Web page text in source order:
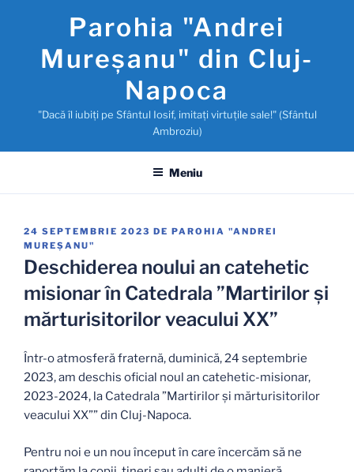
conținut
Parohia "Andrei
Mureşanu" din Cluj-
Napoca
"Dacă îl iubiţi pe Sfântul Iosif, imitaţi virtuţile sale!" (Sfântul
Ambroziu)
Meniu
PUBLICAT
PE
24 SEPTEMBRIE 2023 DE PAROHIA "ANDREI
MUREŞANU"
Deschiderea noului an catehetic
misionar în Catedrala ”Martirilor și
mărturisitorilor veacului XX”
Într-o atmosferă fraternă, duminică, 24 septembrie
2023, am deschis oficial noul an catehetic-misionar,
2023-2024, la Catedrala ”Martirilor și mărturisitorilor
veacului XX”” din Cluj-Napoca.
Pentru noi e un nou început în care încercăm să ne